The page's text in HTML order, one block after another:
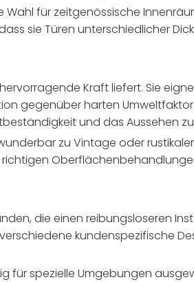
für zeitgenössische
sie Türen unterschiedlicher
Kraft liefert. Sie
gegenüber harten
und das Aussehen
zu Vintage oder
die einen reibungsloseren
kundenspezifische
für spezielle Umgebungen